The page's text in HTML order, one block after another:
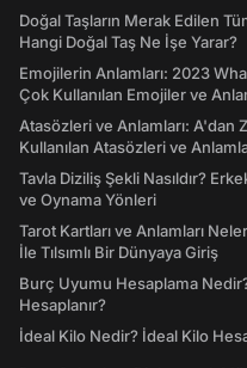
Doğal Taşların Merak Edilen
Hangi Doğal Taş Ne İşe Yarar?
Emojilerin Anlamları: 2023
Çok Kullanılan Emojiler ve
Atasözleri ve Anlamları: A'dan
Kullanılan Atasözleri ve
Tavla Diziliş Şekli Nasıldır?
ve Oynama Yönleri
Tarot Kartları ve Anlamları
İle Tılsımlı Bir Dünyaya Giriş
Burç Uyumu Hesaplama
Hesaplanır?
İdeal Kilo Nedir? İdeal Kilo